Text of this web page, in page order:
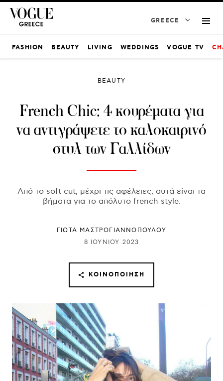
GREECE
FASHION BEAUTY LIVING WEDDINGS VOGUE TV
BEAUTY
French Chic: 4 κουρέματα για
να αντιγράψετε το καλοκαιρινό
στυλ των Γαλλίδων
Από το soft cut, μέχρι τις αφέλειες, αυτά είναι τα
βήματα για το απόλυτο french style.
ΓΙΩΤΑ ΜΑΣΤΡΟΓΙΑΝΝΟΠΟΥΛΟΥ
8 ΙΟΥΝΊΟΥ 2023
ΚΟΙΝΟΠΟΊΗΣΗ